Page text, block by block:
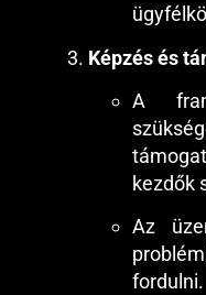
Képzés és
A
kezdők
Az
fordulni.